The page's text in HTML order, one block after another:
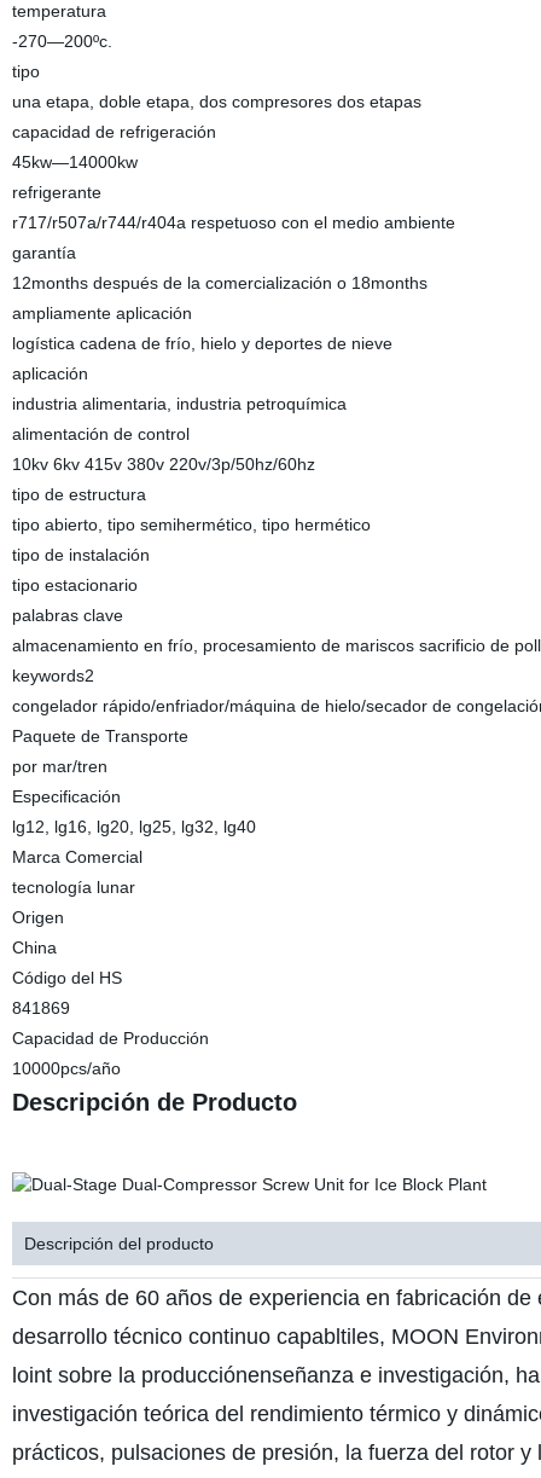
temperatura
-270—200ºc.
tipo
una etapa, doble etapa, dos compresores dos etapas
capacidad de refrigeración
45kw—14000kw
refrigerante
r717/r507a/r744/r404a respetuoso con el medio ambiente
garantía
12months después de la comercialización o 18months
ampliamente aplicación
logística cadena de frío, hielo y deportes de nieve
aplicación
industria alimentaria, industria petroquímica
alimentación de control
10kv 6kv 415v 380v 220v/3p/50hz/60hz
tipo de estructura
tipo abierto, tipo semihermético, tipo hermético
tipo de instalación
tipo estacionario
palabras clave
almacenamiento en frío, procesamiento de mariscos sacrificio de
keywords2
congelador rápido/enfriador/máquina de hielo/secador de
Paquete de Transporte
por mar/tren
Especificación
lg12, lg16, lg20, lg25, lg32, lg40
Marca Comercial
tecnología lunar
Origen
China
Código del HS
841869
Capacidad de Producción
10000pcs/año
Descripción de Producto
Descripción del producto
Con más de 60 años de experiencia en fabricación
desarrollo técnico continuo capabltiles, MOON
loint sobre la producciónenseñanza e investigación,
investigación teórica del rendimiento térmico y
prácticos, pulsaciones de presión, la fuerza del rotor